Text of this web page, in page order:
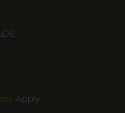
Apply